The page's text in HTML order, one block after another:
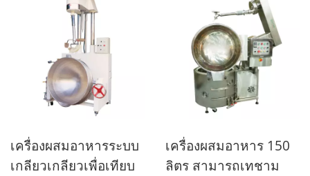
เครื่องผสมอาหารระบบ
เกลียวเกลียวเพื่อเทียบ
เครื่องผสมอาหาร 150
ลิตร สามารถเทชาม